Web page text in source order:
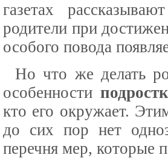
газетах
родители при
особого повода
Но что же делать
особенности
кто его окружает.
до сих пор нет
перечня мер, которые